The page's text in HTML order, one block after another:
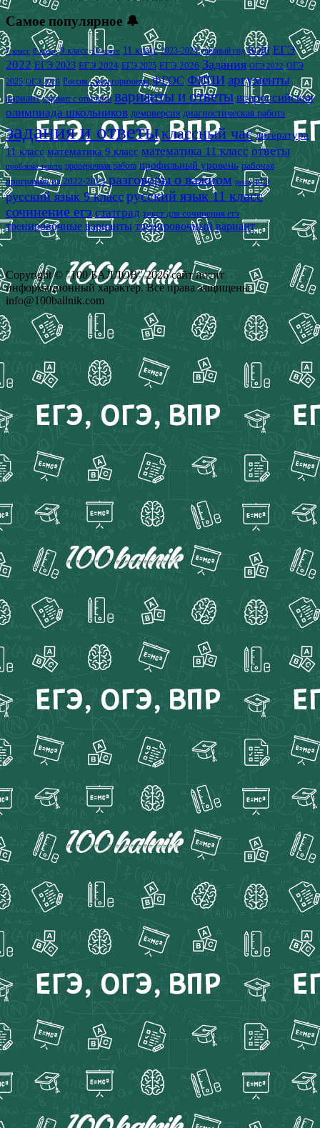
Самое популярное 🔔
7 класс 8 класс 9 класс 10 класс 11 класс 2023-2024 учебный год ВОШ ЕГЭ
2022 ЕГЭ 2023 ЕГЭ 2024 ЕГЭ 2025 ЕГЭ 2026 Задания ОГЭ 2022 ОГЭ
2025 ОГЭ 2026 Россия - мои горизонты ФГОС ФИПИ аргументы
вариант вариант с ответами варианты и ответы всероссийская
олимпиада школьников демоверсия диагностическая работа
задания и ответыклассный час литература
11 класс математика 9 класс математика 11 класс ответы
проблема текста проверочная работа профильный уровень рабочая
программа на 2022-2023 разговоры о важном решу ЕГЭ
русский язык 9 класс русский язык 11 класс
сочинение егэ статград текст для сочинения егэ
тренировочные варианты тренировочный вариант
Copyright © "100 БАЛЛОВ" 2026 сайт носит
информационный характер. Все права защищены
info@100ballnik.com